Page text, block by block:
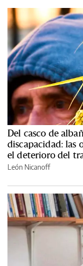
Del casco de
discapacidad: las
el deterioro del
León Nicanoff